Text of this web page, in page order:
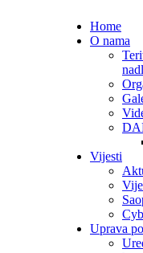
Home
O nama
Vijesti
Uprava